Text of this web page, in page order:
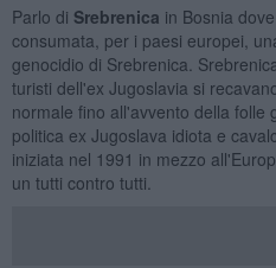
Parlo di Srebrenica in Bosnia
consumata, per i paesi europei,
genocidio di Srebrenica.
turisti dell'ex Jugoslavia si
normale fino all'avvento della folle
politica ex Jugoslava idiota e
iniziata nel 1991 in mezzo
un tutti contro tutti.